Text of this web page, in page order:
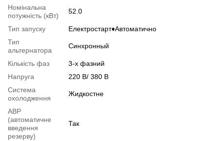
Номінальна
потужність (кВт)
52.0
Тип запуску
Електростарт♦Автоматично
Тип
альтернатора
Синхронный
Кількість фаз
3-х фазний
Напруга
220 В/ 380 В
Система
охолодження
Жидкостне
АВР
(автоматичне
введення
резерву)
Так